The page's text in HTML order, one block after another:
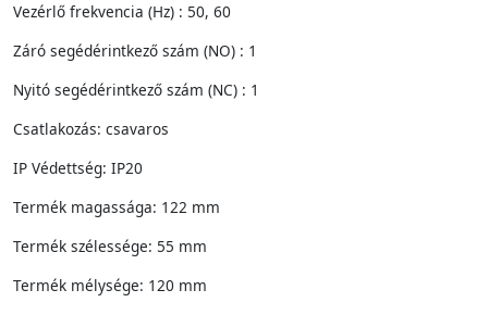
Vezérlő frekvencia (Hz) : 50, 60
Záró segédérintkező szám (NO) : 1
Nyitó segédérintkező szám (NC) : 1
Csatlakozás: csavaros
IP Védettség: IP20
Termék magassága: 122 mm
Termék szélessége: 55 mm
Termék mélysége: 120 mm